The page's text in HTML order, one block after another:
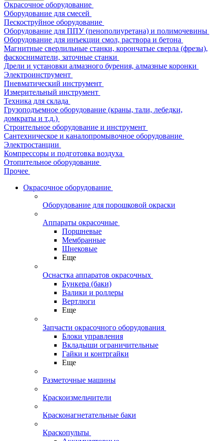
Окрасочное оборудование
Оборудование для смесей
Пескоструйное оборудование
Оборудование для ППУ (пенополиуретана) и полимочевины
Оборудование для инъекции смол, раствора и бетона
Магнитные сверлильные станки, корончатые сверла (фрезы),
фаскосниматели, заточные станки
Дрели и установки алмазного бурения, алмазные коронки
Электроинструмент
Пневматический инструмент
Измерительный инструмент
Техника для склада
Грузоподъемное оборудование (краны, тали, лебедки,
домкраты и т.д.)
Строительное оборудование и инструмент
Сантехническое и каналопромывочное оборудование
Электростанции
Компрессоры и подготовка воздуха
Отопительное оборудование
Прочее
Окрасочное оборудование
Оборудование для порошковой окраски
Аппараты окрасочные
Поршневые
Мембранные
Шнековые
Еще
Оснастка аппаратов окрасочных
Бункера (баки)
Валики и роллеры
Вертлюги
Еще
Запчасти окрасочного оборудования
Блоки управления
Вкладыши ограничительные
Гайки и контргайки
Еще
Разметочные машины
Краскоизмельчители
Красконагнетательные баки
Краскопульты